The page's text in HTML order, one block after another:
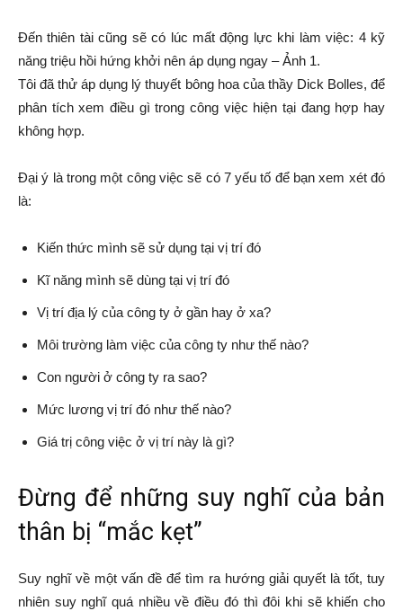
Đến thiên tài cũng sẽ có lúc mất động lực khi làm việc: 4 kỹ
năng triệu hồi hứng khởi nên áp dụng ngay – Ảnh 1.
Tôi đã thử áp dụng lý thuyết bông hoa của thầy Dick Bolles, để
phân tích xem điều gì trong công việc hiện tại đang hợp hay
không hợp.
Đại ý là trong một công việc sẽ có 7 yếu tố để bạn xem xét đó
là:
Kiến thức mình sẽ sử dụng tại vị trí đó
Kĩ năng mình sẽ dùng tại vị trí đó
Vị trí địa lý của công ty ở gần hay ở xa?
Môi trường làm việc của công ty như thế nào?
Con người ở công ty ra sao?
Mức lương vị trí đó như thế nào?
Giá trị công việc ở vị trí này là gì?
Đừng để những suy nghĩ của bản
thân bị “mắc kẹt”
Suy nghĩ về một vấn đề để tìm ra hướng giải quyết là tốt, tuy
nhiên suy nghĩ quá nhiều về điều đó thì đôi khi sẽ khiến cho